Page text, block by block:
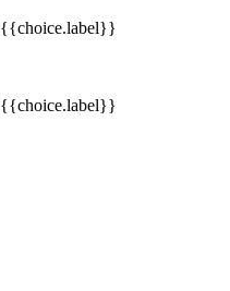
{{choice.label}}
{{choice.label}}